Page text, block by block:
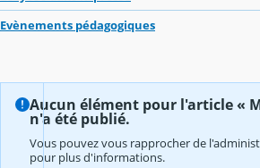
Evènements pédagogiques
Aucun élément pour l'article «
n'a été publié.
Vous pouvez vous rapprocher de
pour plus d'informations.